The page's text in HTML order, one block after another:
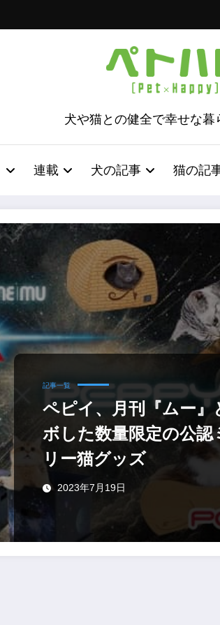
犬や猫との健全で幸せな暮
連載 犬の記事 猫の記
記事一覧
ペピイ、月刊『ムー』
ボした数量限定の公認
リー猫グッズ
2023年7月19日